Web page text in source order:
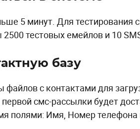
5 минут. Для тестирования
тестовых емейлов и 10
базу
с контактами для
смс-рассылки будет
полями: Имя, Номер телефона